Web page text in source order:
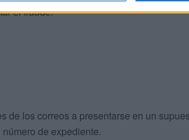
el fraude.
de los correos a presentarse en un
de expediente.